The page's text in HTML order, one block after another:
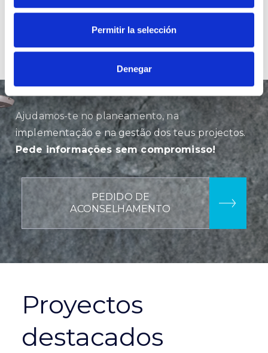
Permitir la selección
Denegar
Ajudamos-te no planeamento, na
implementação e na gestão dos teus projectos.
Pede informações sem compromisso!
PEDIDO DE
ACONSELHAMENTO
Proyectos
destacados